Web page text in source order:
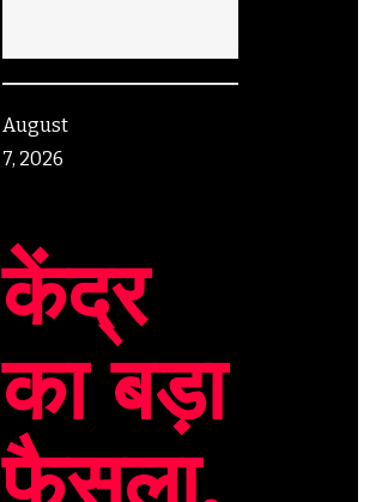
August
7, 2026
केंद्र
का बड़ा